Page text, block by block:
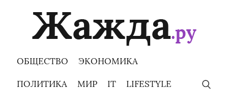
ОБЩЕСТВО ЭКОНОМИКА
ПОЛИТИКА МИР IT LIFESTYLE